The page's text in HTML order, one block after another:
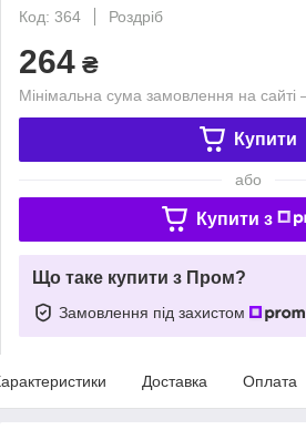
Код: 364
Роздріб
264 ₴
Мінімальна сума замовлення на
Купити
або
Купити з
Що таке купити з Пром?
Замовлення під захистом
Доставка Оплата